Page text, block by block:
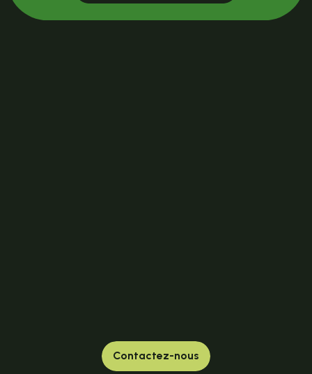
Contactez-nous